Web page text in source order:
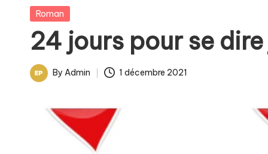
e
e
t
les
goûts,
des
pour
Posted
Roman
24 jours pour se dire
Posted
By Admin 1 décembre 2021